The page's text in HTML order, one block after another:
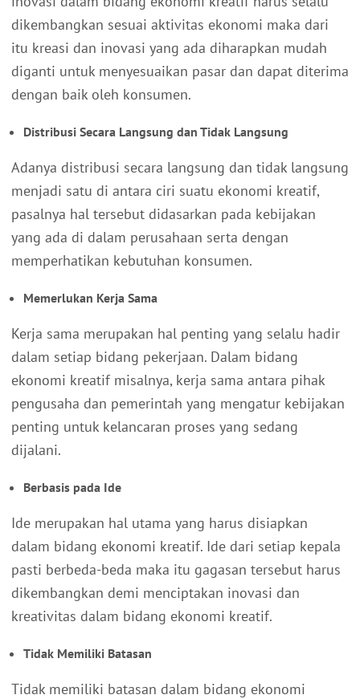
dikembangkan sesuai aktivitas ekonomi maka dari
itu kreasi dan inovasi yang ada diharapkan mudah
diganti untuk menyesuaikan pasar dan dapat diterima
dengan baik oleh konsumen.
Distribusi Secara Langsung dan Tidak Langsung
Adanya distribusi secara langsung dan tidak langsung
menjadi satu di antara ciri suatu ekonomi kreatif,
pasalnya hal tersebut didasarkan pada kebijakan
yang ada di dalam perusahaan serta dengan
memperhatikan kebutuhan konsumen.
Memerlukan Kerja Sama
Kerja sama merupakan hal penting yang selalu hadir
dalam setiap bidang pekerjaan. Dalam bidang
ekonomi kreatif misalnya, kerja sama antara pihak
pengusaha dan pemerintah yang mengatur kebijakan
penting untuk kelancaran proses yang sedang
dijalani.
Berbasis pada Ide
Ide merupakan hal utama yang harus disiapkan
dalam bidang ekonomi kreatif. Ide dari setiap kepala
pasti berbeda-beda maka itu gagasan tersebut harus
dikembangkan demi menciptakan inovasi dan
kreativitas dalam bidang ekonomi kreatif.
Tidak Memiliki Batasan
Tidak memiliki batasan dalam bidang ekonomi